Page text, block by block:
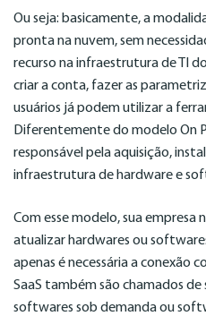
Ou seja: basicamente, a
pronta na nuvem, sem
recurso na infraestrutura de TI
criar a conta, fazer as
usuários já podem utilizar a
Diferentemente do modelo On
responsável pela aquisição,
infraestrutura de hardware e
Com esse modelo, sua empresa
atualizar hardwares ou
apenas é necessária a conexão
SaaS também são chamados
softwares sob demanda ou